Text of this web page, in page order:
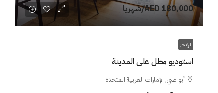
AED 180,000/شهريا
للإيجار
استوديو مطل على المدينة
أبو ظبي, الإمارات العربية المتحدة